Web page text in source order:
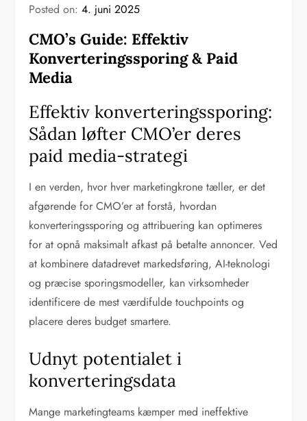
Posted on:4. juni 2025
CMO’s Guide: Effektiv
Konverteringssporing & Paid
Media
Effektiv konverteringssporing:
Sådan løfter CMO’er deres
paid media-strategi
I en verden, hvor hver marketingkrone tæller, er det
afgørende for CMO’er at forstå, hvordan
konverteringssporing og attribuering kan optimeres
for at opnå maksimalt afkast på betalte annoncer. Ved
at kombinere datadrevet markedsføring, AI-teknologi
og præcise sporingsmodeller, kan virksomheder
identificere de mest værdifulde touchpoints og
placere deres budget smartere.
Udnyt potentialet i
konverteringsdata
Mange marketingteams kæmper med ineffektive